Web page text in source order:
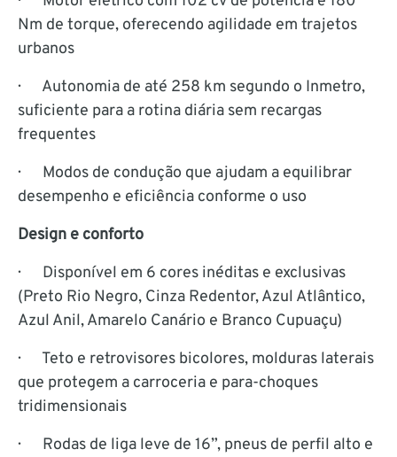
Nm de torque, oferecendo agilidade em trajetos
urbanos
· Autonomia de até 258 km segundo o Inmetro,
suficiente para a rotina diária sem recargas
frequentes
· Modos de condução que ajudam a equilibrar
desempenho e eficiência conforme o uso
Design e conforto
· Disponível em 6 cores inéditas e exclusivas
(Preto Rio Negro, Cinza Redentor, Azul Atlântico,
Azul Anil, Amarelo Canário e Branco Cupuaçu)
· Teto e retrovisores bicolores, molduras laterais
que protegem a carroceria e para-choques
tridimensionais
· Rodas de liga leve de 16”, pneus de perfil alto e